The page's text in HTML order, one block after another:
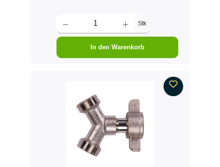
Stk
In den Warenkorb